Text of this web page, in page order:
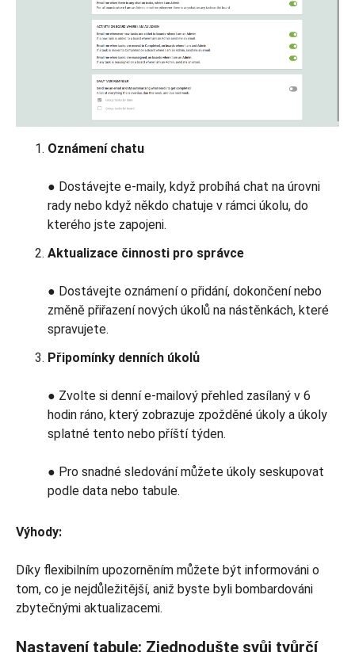
Oznámení chatu
● Dostávejte e-maily, když probíhá chat na úrovni
rady nebo když někdo chatuje v rámci úkolu, do
kterého jste zapojeni.
Aktualizace činnosti pro správce
● Dostávejte oznámení o přidání, dokončení nebo
změně přiřazení nových úkolů na nástěnkách, které
spravujete.
Připomínky denních úkolů
● Zvolte si denní e-mailový přehled zasílaný v 6
hodin ráno, který zobrazuje zpožděné úkoly a úkoly
splatné tento nebo příští týden.
● Pro snadné sledování můžete úkoly seskupovat
podle data nebo tabule.
Výhody:
Díky flexibilním upozorněním můžete být informováni o
tom, co je nejdůležitější, aniž byste byli bombardováni
zbytečnými aktualizacemi.
Nastavení tabule: Zjednodušte svůj tvůrčí